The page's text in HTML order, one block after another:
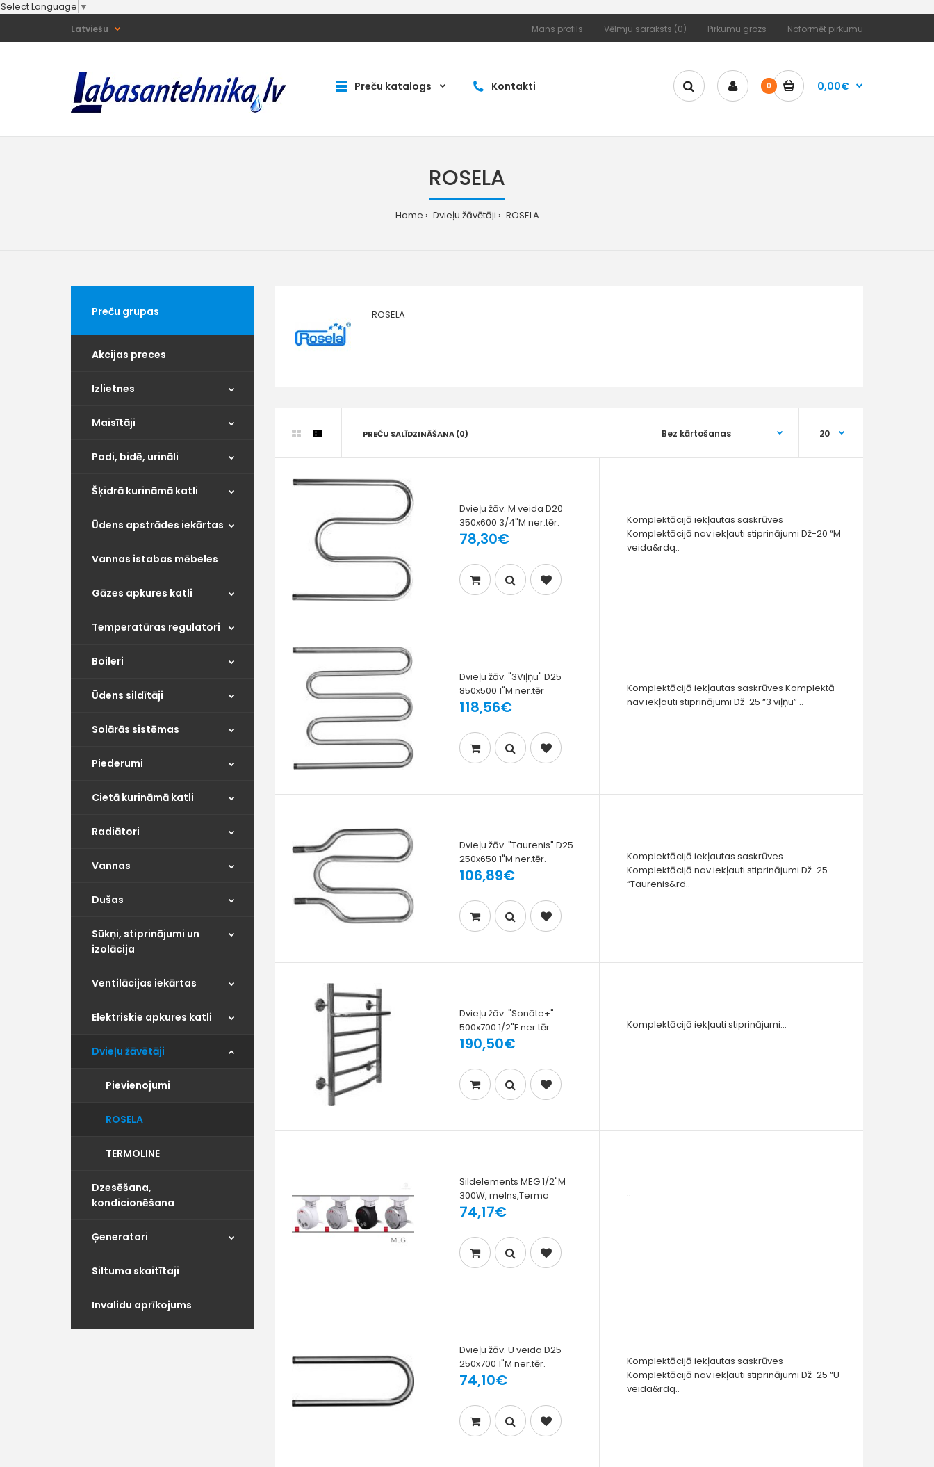
Select Language ▼
Mans profils Vēlmju saraksts (0) Pirkumu grozs Noformēt pirkumu
Latviešu
Preču katalogs Kontakti 0 0,00€
ROSELA
Home Dvieļu žāvētāji ROSELA
Preču grupas
Akcijas preces
Izlietnes
Maisītāji
Podi, bidē, urināli
Šķidrā kurināmā katli
Ūdens apstrādes iekārtas
Vannas istabas mēbeles
Gāzes apkures katli
Temperatūras regulatori
Boileri
Ūdens sildītāji
Solārās sistēmas
Piederumi
Cietā kurināmā katli
Radiātori
Vannas
Dušas
Sūkņi, stiprinājumi un
izolācija
Ventilācijas iekārtas
Elektriskie apkures katli
Dvieļu žāvētāji
Pievienojumi
ROSELA
TERMOLINE
Dzesēšana,
kondicionēšana
Ģeneratori
Siltuma skaitītaji
Invalidu aprīkojums
ROSELA
PREČU SALĪDZINĀŠANA (0)
Dvieļu žāv. M veida D20
350x600 3/4"M ner.tēr.
78,30€
Komplektācijā iekļautas saskrūves
Komplektācijā nav iekļauti stiprinājumi Dž-20 “M
veida&rdq..
Dvieļu žāv. "3Viļņu" D25
850x500 1"M ner.tēr
118,56€
Komplektācijā iekļautas saskrūves Komplektā
nav iekļauti stiprinājumi Dž-25 “3 viļņu” ..
Dvieļu žāv. "Taurenis" D25
250x650 1"M ner.tēr.
106,89€
Komplektācijā iekļautas saskrūves
Komplektācijā nav iekļauti stiprinājumi Dž-25
“Taurenis&rd..
Dvieļu žāv. "Sonāte+"
500x700 1/2"F ner.tēr.
190,50€
Komplektācijā iekļauti stiprinājumi...
Sildelements MEG 1/2"M
300W, melns,Terma
74,17€
..
Dvieļu žāv. U veida D25
250x700 1"M ner.tēr.
74,10€
Komplektācijā iekļautas saskrūves
Komplektācijā nav iekļauti stiprinājumi Dž-25 “U
veida&rdq..